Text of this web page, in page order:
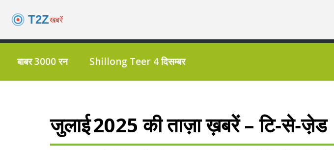
बाबर 3000 रन Shillong Teer 4 दिसम्बर
जुलाई 2025 की ताज़ा ख़बरें – टि‑से‑जे़ड